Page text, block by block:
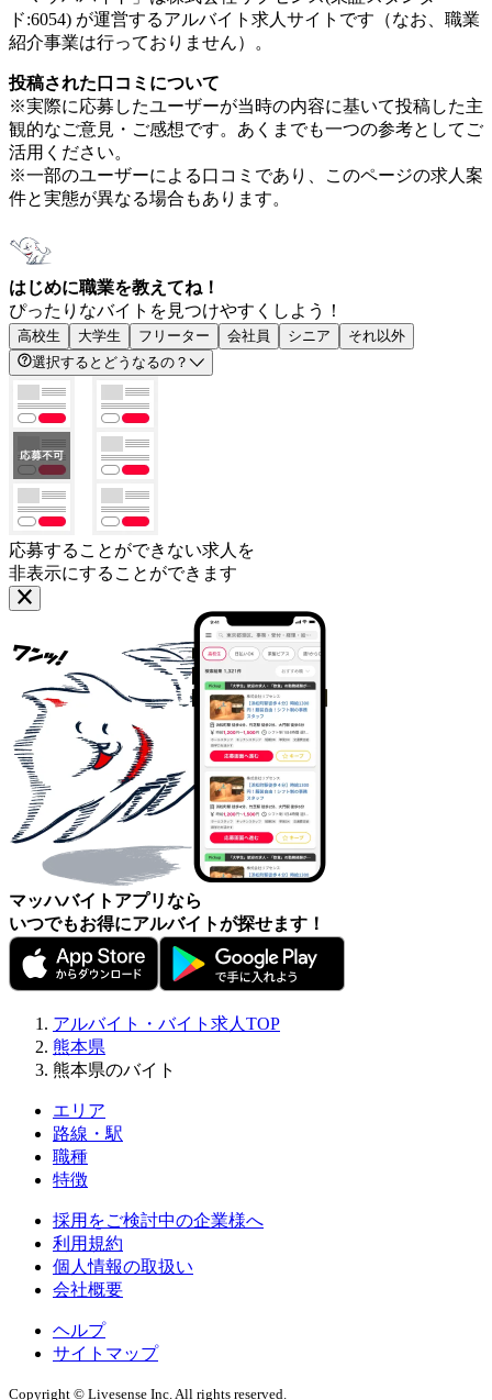
ド:6054) が運営するアルバイト求人サイトです（なお、職業
紹介事業は行っておりません）。
投稿された口コミについて
※実際に応募したユーザーが当時の内容に基いて投稿した主
観的なご意見・ご感想です。あくまでも一つの参考としてご
活用ください。
※一部のユーザーによる口コミであり、このページの求人案
件と実態が異なる場合もあります。
はじめに職業を教えてね！
ぴったりなバイトを見つけやすくしよう！
高校生 大学生 フリーター 会社員 シニア
それ以外
選択するとどうなるの？
応募することができない求人を
非表示にすることができます
マッハバイトアプリなら
いつでもお得にアルバイトが探せます！
アルバイト・バイト求人TOP
熊本県
熊本県のバイト
エリア
路線・駅
職種
特徴
採用をご検討中の企業様へ
利用規約
個人情報の取扱い
会社概要
ヘルプ
サイトマップ
Copyright © Livesense Inc. All rights reserved.